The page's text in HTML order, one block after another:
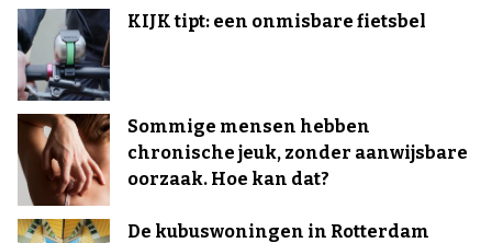
KIJK tipt: een onmisbare fietsbel
Sommige mensen hebben
chronische jeuk, zonder aanwijsbare
oorzaak. Hoe kan dat?
De kubuswoningen in Rotterdam